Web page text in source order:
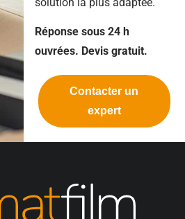
Réponse sous 24 h
ouvrées. Devis gratuit.
Contacter un
expert